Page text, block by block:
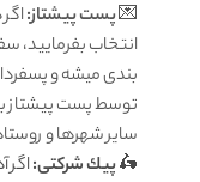
💌پست پیشتاز:
انتخاب بفرمایید،
بندی میشه و
توسط پست پیشتاز
سایر شهرها و
🛵پيك شرکتی:اگر